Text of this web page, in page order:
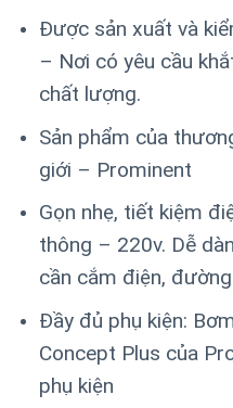
Được sản xuất và
– Nơi có yêu cầu
chất lượng.
Sản phẩm của
giới – Prominent
Gọn nhẹ, tiết kiệm
thông – 220v. Dễ
cần cắm điện,
Đầy đủ phụ kiện:
Concept Plus của
phụ kiện